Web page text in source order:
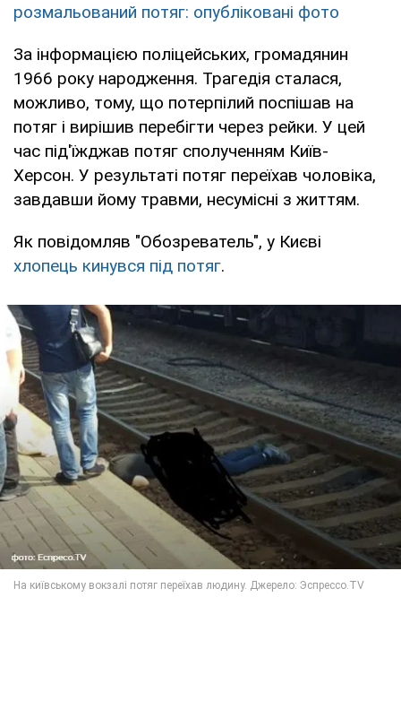
розмальований потяг: опубліковані фото
За інформацією поліцейських, громадянин
1966 року народження. Трагедія сталася,
можливо, тому, що потерпілий поспішав на
потяг і вирішив перебігти через рейки. У цей
час під'їжджав потяг сполученням Київ-
Херсон. У результаті потяг переїхав чоловіка,
завдавши йому травми, несумісні з життям.
Як повідомляв "Обозреватель", у Києві
хлопець кинувся під потяг.